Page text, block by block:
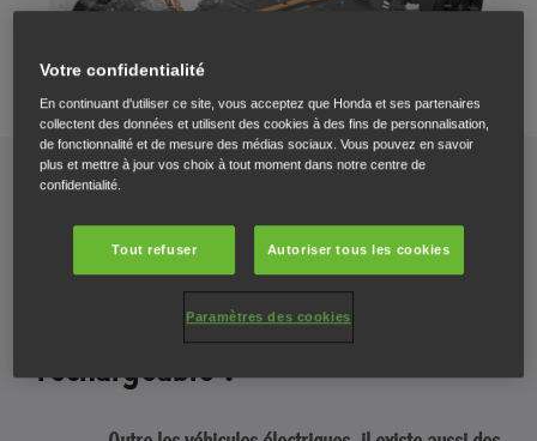
Quelle est la différence entre un
véhicule électrique, un véhicule
hybride et un véhicule hybride
rechargeable ?
Votre confidentialité
En continuant d'utiliser ce site, vous acceptez que Honda et ses partenaires
collectent des données et utilisent des cookies à des fins de personnalisation,
de fonctionnalité et de mesure des médias sociaux. Vous pouvez en savoir
plus et mettre à jour vos choix à tout moment dans notre centre de
confidentialité.
Tout refuser Autoriser tous les cookies
Paramètres des cookies